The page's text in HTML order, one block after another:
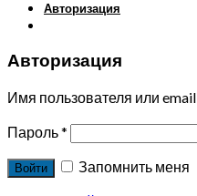
Авторизация
Авторизация
Имя пользователя или email
Пароль*
Войти
Запомнить меня